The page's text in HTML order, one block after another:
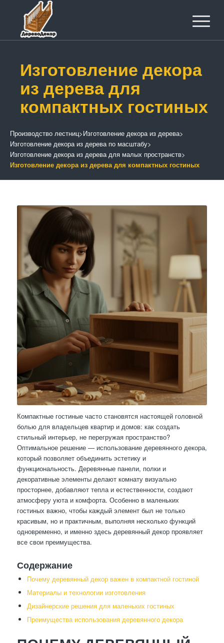
Изготовление декора
из дерева для
компактных гостиных
Производство лестниц>Изготовление декора из дерева>
Изготовление декора из дерева по масштабу>
Изготовление декора из дерева для малых пространств>
Изготовление декора из дерева для компактных гостиных
Компактные гостиные часто становятся настоящей головной
болью для владельцев квартир и домов: как создать
стильный интерьер, не перегружая пространство?
Оптимальное решение — использование деревянного декора,
который позволяет объединить эстетику и
функциональность. Деревянные панели, полки и
декоративные элементы делают комнату визуально
просторнее, добавляют тепла и естественности, создают
атмосферу уюта и комфорта. Особенно в маленьких
гостиных важно, чтобы каждый элемент был не только
красивым, но и практичным, выполняя несколько функций
одновременно, и именно здесь деревянный декор проявляет
все свои преимущества.
Содержание
Почему деревянный декор важен в компактной гостиной
Материалы и технологии изготовления
Дизайнерские решения для маленьких гостиных
Преимущества использования деревянного декора